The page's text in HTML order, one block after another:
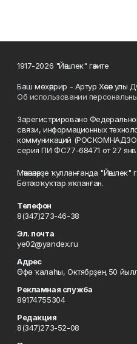
1917-2026 "Йәшлек" гәзите
Баш мөхәррир - Артур Хәсән улы
Об использовании
Зарегистрировано
связи, информационных
коммуникаций
серия ПИ ФС77-68471 от 27
Мәҡәләләрҙе ҡулланғанда
Бөтә хоҡуҡтар яҡланған.
Телефон
8(347)273-46-38
Эл. почта
ye02@yandex.ru
Адрес
Өфө ҡалаһы, Октябрҙең 50
Рекламная служба
89174755304
Редакция
8(347)273-52-08